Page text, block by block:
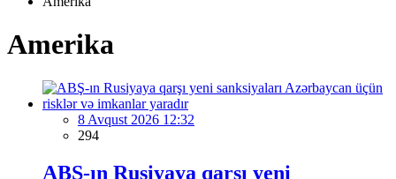
Amerika
8 Avqust 2026 12:32
294
ABŞ-ın Rusiyaya qarşı yeni